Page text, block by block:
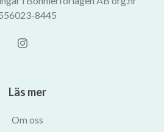
8445
Läs mer
Om oss